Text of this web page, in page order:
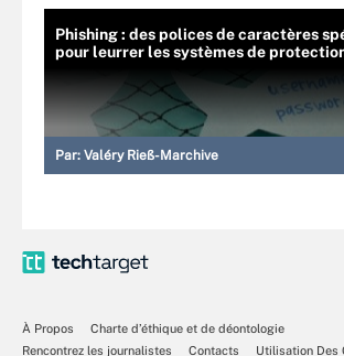
Phishing : des polices de caractères
pour leurrer les systèmes de
Par: Valéry Rieß-Marchive
À Propos
Charte d’éthique et de déontologie
Rencontrez les journalistes
Contacts
Utilisation Des